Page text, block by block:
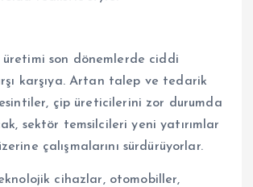
üretimi son dönemlerde ciddi
karşıya. Artan talep ve tedarik
çip üreticilerini zor durumda
sektör temsilcileri yeni yatırımlar
çalışmalarını sürdürüyorlar.
cihazlar, otomobiller,